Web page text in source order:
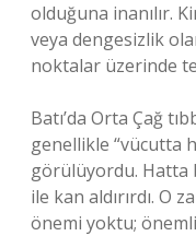
olduğuna inanılır.
veya dengesizlik
noktalar üzerinde
Batı’da Orta Çağ
genellikle “vücutta
görülüyordu. Hatta
ile kan aldırırdı. O
önemi yoktu;